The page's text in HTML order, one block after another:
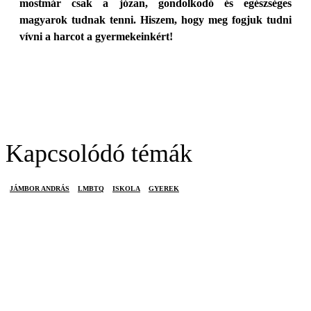
mostmár csak a józan, gondolkodó és egészséges
magyarok tudnak tenni. Hiszem, hogy meg fogjuk tudni
vívni a harcot a gyermekeinkért!
Kapcsolódó témák
JÁMBOR ANDRÁS LMBTQ ISKOLA GYEREK